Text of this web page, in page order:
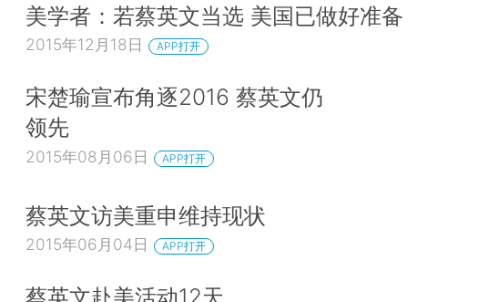
美学者：若蔡英文当选 美国已做好准备
2015年12月18日 APP打开
宋楚瑜宣布角逐2016 蔡英文仍
领先
2015年08月06日 APP打开
蔡英文访美重申维持现状
2015年06月04日 APP打开